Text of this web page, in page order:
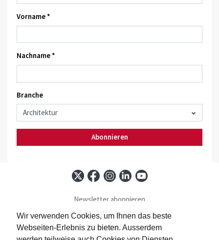
Wir verwenden Cookies, um Ihnen das beste
Webseiten-Erlebnis zu bieten. Ausserdem
Vorname *
Nachname *
Branche
Abonnieren
Newsletter abonnieren
Baublatt abonnieren
Kontakt